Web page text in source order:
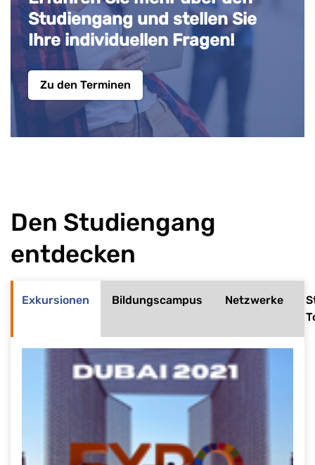
Studiengang und stellen Sie
Ihre individuellen Fragen!
Zu den Terminen
Den Studiengang
entdecken
Exkursionen Bildungscampus Netzwerke